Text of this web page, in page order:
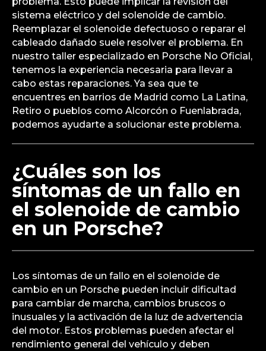
sistema eléctrico y del solenoide de cambio.
Reemplazar el solenoide defectuoso o reparar el
cableado dañado suele resolver el problema. En
nuestro taller especializado en Porsche No Oficial,
tenemos la experiencia necesaria para llevar a
cabo estas reparaciones. Ya sea que te
encuentres en barrios de Madrid como La Latina,
Retiro o pueblos como Alcorcón o Fuenlabrada,
podemos ayudarte a solucionar este problema.
¿Cuáles son los
síntomas de un fallo en
el solenoide de cambio
en un Porsche?
Los síntomas de un fallo en el solenoide de
cambio en un Porsche pueden incluir dificultad
para cambiar de marcha, cambios bruscos o
inusuales y la activación de la luz de advertencia
del motor. Estos problemas pueden afectar el
rendimiento general del vehículo y deben